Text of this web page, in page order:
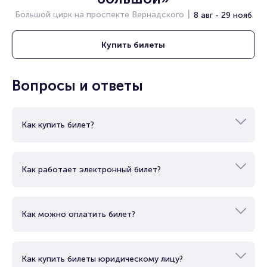
Подробнее о том, как вернуть, сдать или продать билет
Организаторам
Большой цирк на проспекте Вернадского 8 авг - 29 нояб
Купить билеты
Вопросы и ответы
Как купить билет?
Как работает электронный билет?
Как можно оплатить билет?
Как купить билеты юридическому лицу?